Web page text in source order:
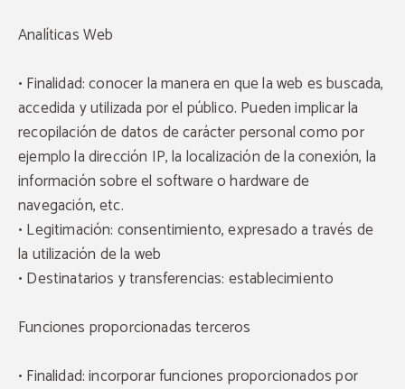
Analíticas Web
• Finalidad: conocer la manera en que la web es buscada,
accedida y utilizada por el público. Pueden implicar la
recopilación de datos de carácter personal como por
ejemplo la dirección IP, la localización de la conexión, la
información sobre el software o hardware de
navegación, etc.
• Legitimación: consentimiento, expresado a través de
la utilización de la web
• Destinatarios y transferencias: establecimiento
Funciones proporcionadas terceros
• Finalidad: incorporar funciones proporcionados por